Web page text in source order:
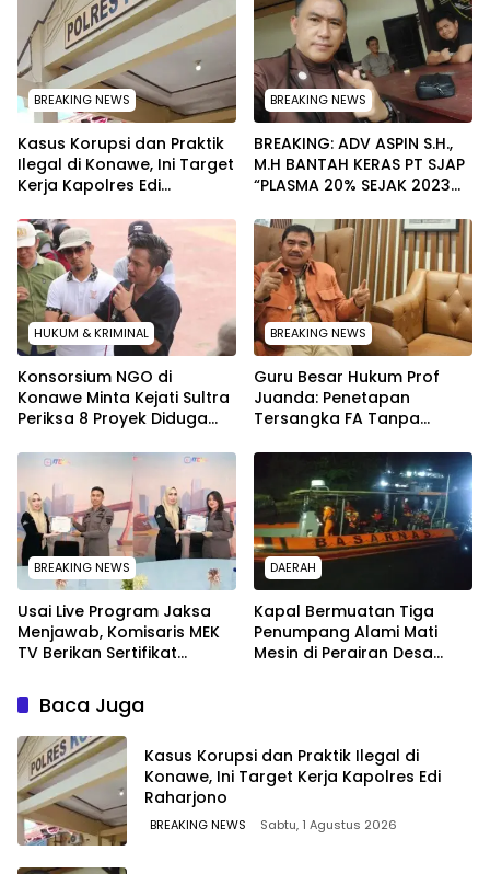
BREAKING NEWS
Kasus Korupsi dan Praktik
Ilegal di Konawe, Ini Target
Kerja Kapolres Edi
BREAKING NEWS
BREAKING: ADV ASPIN S.H.,
M.H BANTAH KERAS PT SJAP
“PLASMA 20% SEJAK 2023
WARGA WAWOONE!
HUKUM & KRIMINAL
Konsorsium NGO di
Konawe Minta Kejati Sultra
Periksa 8 Proyek Diduga
BREAKING NEWS
Guru Besar Hukum Prof
Juanda: Penetapan
Tersangka FA Tanpa
Tersangka Tetap Sah
Secara Hukum
BREAKING NEWS
Usai Live Program Jaksa
Menjawab, Komisaris MEK
TV Berikan Sertifikat
Kejari Muna
DAERAH
Kapal Bermuatan Tiga
Penumpang Alami Mati
Mesin di Perairan Desa
Baca Juga
Kasus Korupsi dan Praktik Ilegal di
Konawe, Ini Target Kerja Kapolres Edi
Raharjono
BREAKING NEWS Sabtu, 1 Agustus 2026